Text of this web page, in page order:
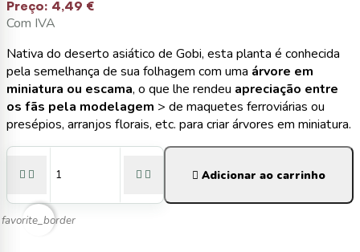
Preço: 4,49 €
Com IVA
Nativa do deserto asiático de Gobi, esta planta é conhecida
pela semelhança de sua folhagem com uma árvore em
miniatura ou escama, o que lhe rendeu apreciação entre
os fãs pela modelagem > de maquetes ferroviárias ou
presépios, arranjos florais, etc. para criar árvores em miniatura.
     Adicionar ao carrinho
favorite_border